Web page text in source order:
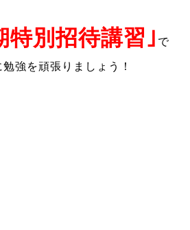
特別招待講習｣ で
強を頑張りましょう！